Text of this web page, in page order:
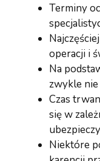
Terminy
operacji i
Na
zwykle
Czas
się w
Niektóre